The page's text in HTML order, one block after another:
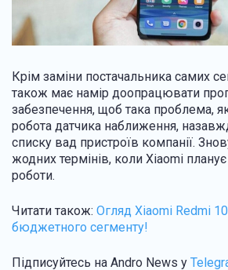
Крім заміни постачальника самих
також має намір доопрацювати
забезпечення, щоб така проблема,
робота датчика наближення,
списку вад пристроїв компанії.
жодних термінів, коли Xiaomi
роботи.
Читати також: Огляд Xiaomi Redmi
бюджетного сегменту!
Підписуйтесь на Andro News у